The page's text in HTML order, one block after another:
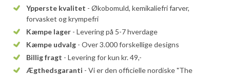
Ypperste kvalitet - Økobomuld, kemikaliefri farver,
forvasket og krympefri
Kæmpe lager - Levering på 5-7 hverdage
Kæmpe udvalg - Over 3.000 forskellige designs
Billig fragt - Levering for kun kr. 49,-
Ægthedsgaranti - Vi er den officielle nordiske "The